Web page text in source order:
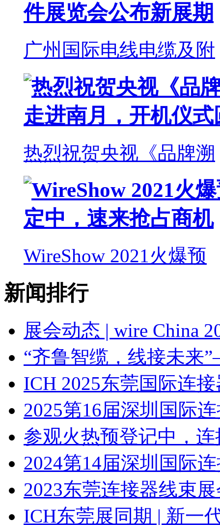
广州国际电线电缆及附
热烈祝贺央视《品牌溯
WireShow 2021火爆预
新闻排行
展会动态 | wire China
“齐鲁智缆，线接未来
ICH 2025东莞国际连
2025第16届深圳国际
参观火热预登记中，
2024第14届深圳国际
2023东莞连接器线束
ICH东莞展同期 | 新一